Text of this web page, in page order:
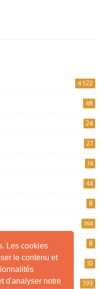
Les cookies
le contenu et
d'analyser notre
4 522
48
24
27
14
44
8
164
8
10
393